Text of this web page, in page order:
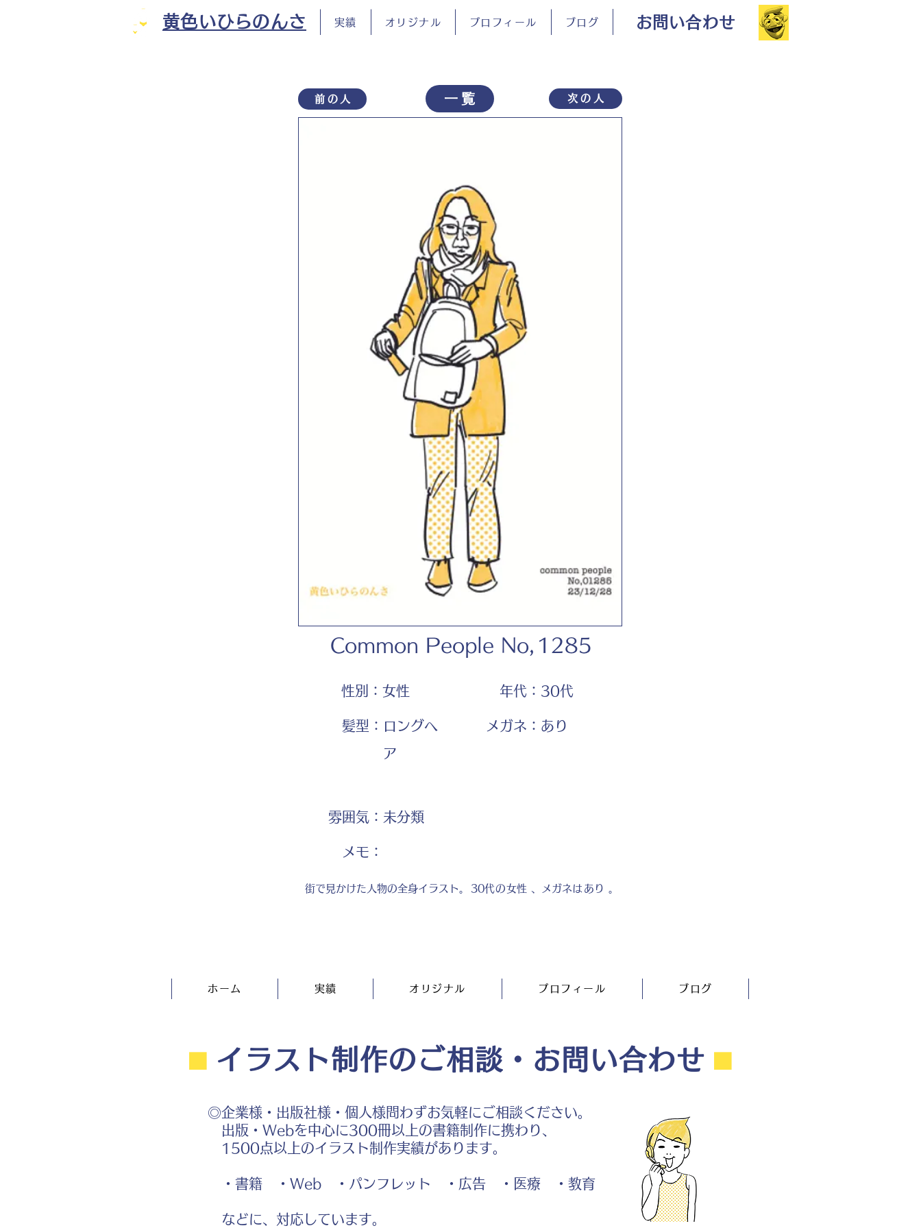
黄色いひらのんさ 実績 オリジナル プロフィール ブログ お問い合わせ
前の人 一覧 次の人
Common People No, 1285
性別： 女性
髪型： ロングヘ
ア
年代： 30代
メガネ： あり
雰囲気： 未分類
​メモ：
街で見かけた人物の全身イラスト。 30代の女性 、メガネは あり 。
ホーム 実績 オリジナル プロフィール ブログ
⬛︎ イラスト制作のご相談・お問い合わせ ⬛︎
◎企業様・出版社様・個人様問わずお気軽にご相談ください。
出版・Webを中心に300冊以上の書籍制作に携わり、
1500点以上のイラスト制作実績があります。
・書籍 ・Web ・パンフレット ・広告 ・医療 ・教育
などに、対応しています。